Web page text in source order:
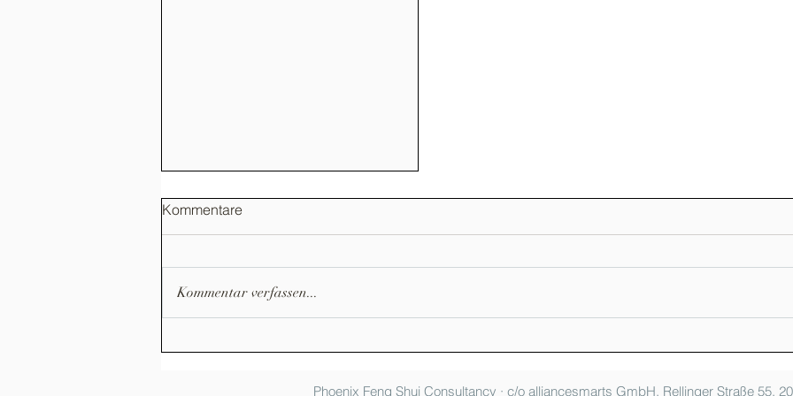
Frauenförderung - erstes
Kommentare
Kommentar verfassen...
Phoenix Feng Shui Consultancy · c/o alliancesmarts GmbH, Rellinger Straße 55,